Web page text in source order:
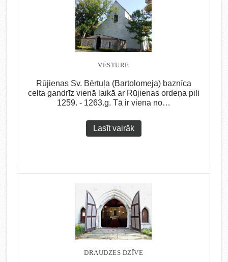
VĒSTURE
Rūjienas Sv. Bērtuļa (Bartolomeja) baznīca
celta gandrīz vienā laikā ar Rūjienas ordeņa pili
1259. - 1263.g. Tā ir viena no…
Lasīt vairāk
DRAUDZES DZĪVE